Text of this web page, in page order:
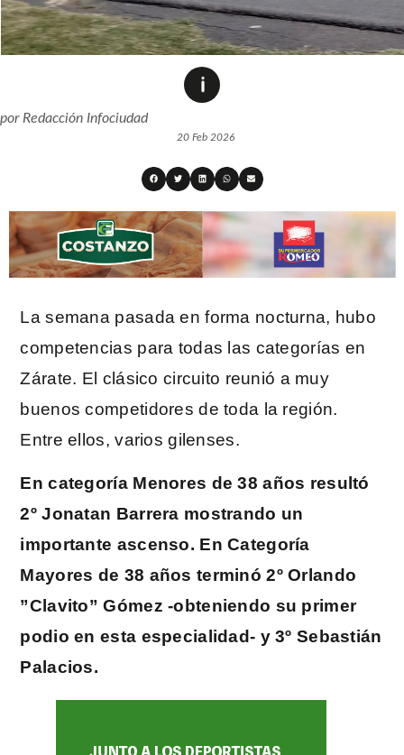
porRedacción Infociudad
20 Feb 2026
La semana pasada en forma nocturna, hubo
competencias para todas las categorías en
Zárate. El clásico circuito reunió a muy
buenos competidores de toda la región.
Entre ellos, varios gilenses.
En categoría Menores de 38 años resultó
2º Jonatan Barrera mostrando un
importante ascenso. En Categoría
Mayores de 38 años terminó 2º Orlando
”Clavito” Gómez -obteniendo su primer
podio en esta especialidad- y 3º Sebastián
Palacios.